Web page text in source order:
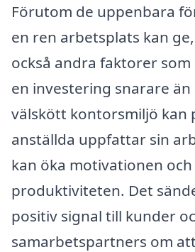
Förutom de uppenbara
en ren arbetsplats kan
också andra faktorer
en investering snarare än
välskött kontorsmiljö kan
anställda uppfattar sin
kan öka motivationen och
produktiviteten. Det
positiv signal till kunder
samarbetspartners om